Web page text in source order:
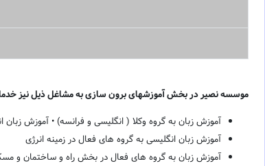
موسسه نصیر در بخش آموزشهای برون سازی به مشاغل ذیل نیز
آموزش زبان به گروه وکلا ( انگلیسی و فرانسه) • آموزش
آموزش زبان انگلیسی به گروه های فعال در زمینه انرژی
آموزش زبان به گروه های فعال در بخش راه و ساختمان و